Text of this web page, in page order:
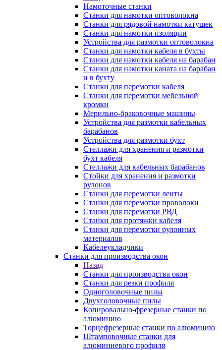
Намоточные станки
Станки для намотки оптоволокна
Станки для рядовой намотки катушек
Станки для намотки изоляции
Устройства для размотки оптоволокна
Станки для намотки кабеля в бухты
Станки для намотки кабеля на барабан
Станки для намотки каната на барабан
и в бухту
Станки для перемотки кабеля
Станки для перемотки мебельной
кромки
Мерильно-браковочные машины
Устройства для размотки кабельных
барабанов
Устройства для размотки бухт
Стеллажи для хранения и размотки
бухт кабеля
Стеллажи для кабельных барабанов
Стойки для хранения и размотки
рулонов
Станки для перемотки ленты
Станки для перемотки проволоки
Станки для перемотки РВД
Станки для протяжки кабеля
Станки для перемотки рулонных
материалов
Кабелеукладчики
Станки для производства окон
Назад
Станки для производства окон
Станки для резки профиля
Одноголовочные пилы
Двухголовочные пилы
Копировально-фрезерные станки по
алюминию
Торцефрезерные станки по алюминию
Штамповочные станки для
алюминиевого профиля